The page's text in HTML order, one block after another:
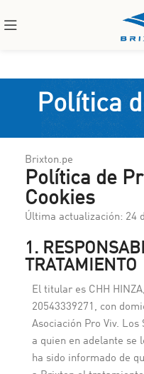
Política
Brixton.pe
Política de
Cookies
Última actualización: 24
1.
TRATAMIENTO
El titular es CHH
20543339271, con
Asociación Pro Viv.
a quien en adelante se
ha sido informado de